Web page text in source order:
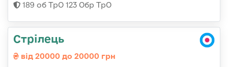
189 об ТрО 123 Обр ТрО
Стрілець
від 20000 до 20000 грн